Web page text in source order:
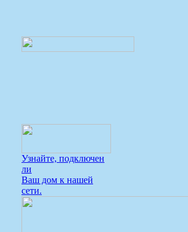
Узнайте, подключен
ли
Ваш дом к нашей
сети.